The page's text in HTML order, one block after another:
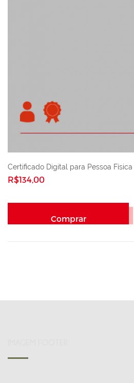
Certificado Digital para Pessoa Física
R$134,00
Comprar